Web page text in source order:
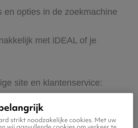
en opties in de zoekmachine
met iDEAL of je
site en klantenservice:
jaar bereikbaar
boeken en betalen
strikt noodzakelijke cookies. Met uw